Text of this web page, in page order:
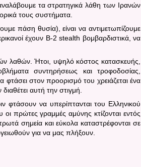
τα στρατηγικά λάθη των Ιρανών
τους συστήματα.
πάση θυσία), είναι να αντιμετωπίζουμε
έχουν B-2stealth βομβαρδιστικά, να
λαθών. Ήτοι, υψηλό κόστος κατασκευής,
συντηρήσεως και τροφοδοσίας,
φτάσει στον προορισμό του χρειάζεται ένα
αυτή την στιγμή.
φτάσουν να υπερίπτανται του Ελληνικού
πρώτες γραμμές αμύνης κτίζονται εντός
σημεία και εύκολα καταστρέφονται σε
για να μας πλήξουν.